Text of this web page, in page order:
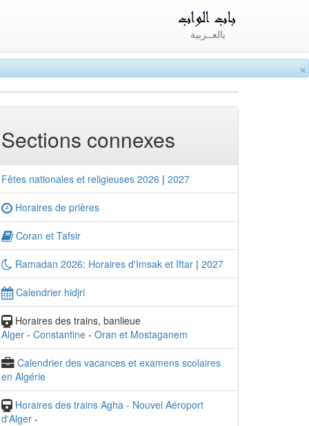
×
بالعــربية
Sections connexes
Fêtes nationales et religieuses 2026 | 2027
Horaires de prières
Coran et Tafsir
Ramadan 2026: Horaires d'Imsak et Iftar | 2027
Calendrier hidjri
Horaires des trains, banlieue
Alger - Constantine - Oran et Mostaganem
Calendrier des vacances et examens scolaires
en Algérie
Horaires des trains Agha - Nouvel Aéroport
d'Alger -